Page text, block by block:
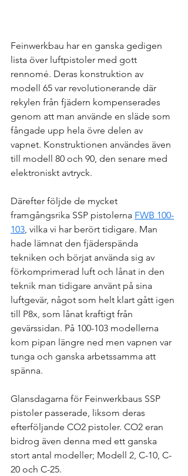
Feinwerkbau har en ganska gedigen
lista över luftpistoler med gott
rennomé. Deras konstruktion av
modell 65 var revolutionerande där
rekylen från fjädern kompenserades
genom att man använde en släde som
fångade upp hela övre delen av
vapnet. Konstruktionen användes även
till modell 80 och 90, den senare med
elektroniskt avtryck.
Därefter följde de mycket
framgångsrika SSP pistolerna FWB 100-
103, vilka vi har berört tidigare. Man
hade lämnat den fjäderspända
tekniken och börjat använda sig av
förkomprimerad luft och lånat in den
teknik man tidigare använt på sina
luftgevär, något som helt klart gått igen
till P8x, som lånat kraftigt från
gevärssidan. På 100-103 modellerna
kom pipan längre ned men vapnen var
tunga och ganska arbetssamma att
spänna.
Glansdagarna för Feinwerkbaus SSP
pistoler passerade, liksom deras
efterföljande CO2 pistoler. CO2 eran
bidrog även denna med ett ganska
stort antal modeller; Modell 2, C-10, C-
20 och C-25.